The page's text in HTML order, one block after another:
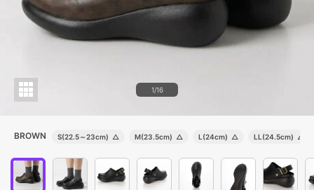
1/16
BROWN S(22.5～23cm) △ M(23.5cm) △ L(24cm) △ LL(24.5cm) △